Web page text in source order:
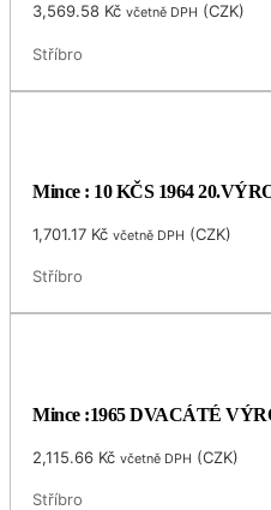
3,569.58 Kč včetně DPH (CZK)
Stříbro
Mince : 10 KČS 1964
1,701.17 Kč včetně DPH (CZK)
Stříbro
Mince :1965 DVACÁTÉ
2,115.66 Kč včetně DPH (CZK)
Stříbro